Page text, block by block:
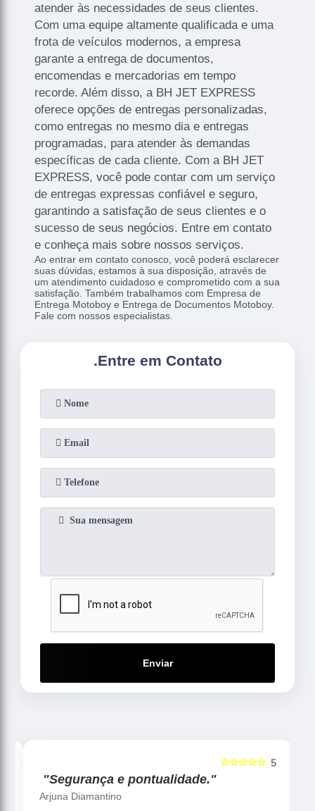
atender às necessidades de seus clientes.
Com uma equipe altamente qualificada e uma
frota de veículos modernos, a empresa
garante a entrega de documentos,
encomendas e mercadorias em tempo
recorde. Além disso, a BH JET EXPRESS
oferece opções de entregas personalizadas,
como entregas no mesmo dia e entregas
programadas, para atender às demandas
específicas de cada cliente. Com a BH JET
EXPRESS, você pode contar com um serviço
de entregas expressas confiável e seguro,
garantindo a satisfação de seus clientes e o
sucesso de seus negócios. Entre em contato
e conheça mais sobre nossos serviços.
Ao entrar em contato conosco, você poderá esclarecer
suas dúvidas, estamos à sua disposição, através de
um atendimento cuidadoso e comprometido com a sua
satisfação. Também trabalhamos com Empresa de
Entrega Motoboy e Entrega de Documentos Motoboy.
Fale com nossos especialistas.
.Entre em Contato
Enviar
5
☆☆☆☆☆
"Segurança e pontualidade."
Arjuna Diamantino